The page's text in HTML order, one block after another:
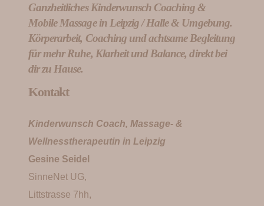
Ganzheitliches Kinderwunsch Coaching &
Mobile Massage in Leipzig / Halle & Umgebung.
Körperarbeit, Coaching und achtsame Begleitung
für mehr Ruhe, Klarheit und Balance, direkt bei
dir zu Hause.
Kontakt
Kinderwunsch Coach, Massage- &
Wellnesstherapeutin in Leipzig
Gesine Seidel
SinneNet UG,
Littstrasse 7hh,